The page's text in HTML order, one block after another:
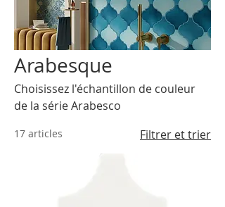
Arabesque
Choisissez l'échantillon de couleur
de la série Arabesco
17 articles Filtrer et trier